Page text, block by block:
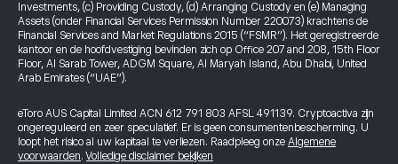
Investments, (c) Providing Custody, (d) Arranging Custody en (e) Managing
Assets (onder Financial Services Permission Number 220073) krachtens de
Financial Services and Market Regulations 2015 (“FSMR”). Het geregistreerde
kantoor en de hoofdvestiging bevinden zich op Office 207 and 208, 15th Floor
Floor, Al Sarab Tower, ADGM Square, Al Maryah Island, Abu Dhabi, United
Arab Emirates (“UAE”).
eToro AUS Capital Limited ACN 612 791 803 AFSL 491139. Cryptoactiva zijn
ongereguleerd en zeer speculatief. Er is geen consumentenbescherming. U
loopt het risico al uw kapitaal te verliezen. Raadpleeg onze Algemene
voorwaarden.Volledige disclaimer bekijken